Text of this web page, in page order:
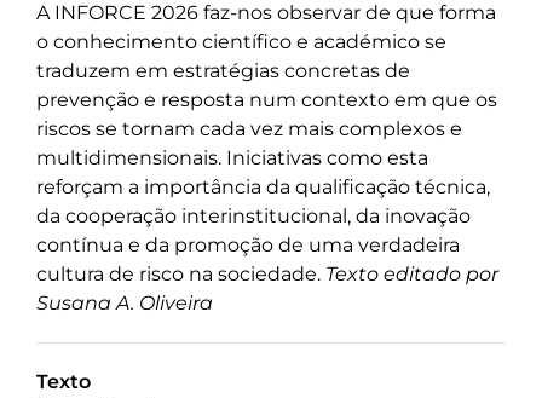
A INFORCE 2026 faz-nos observar de que forma
o conhecimento científico e académico se
traduzem em estratégias concretas de
prevenção e resposta num contexto em que os
riscos se tornam cada vez mais complexos e
multidimensionais. Iniciativas como esta
reforçam a importância da qualificação técnica,
da cooperação interinstitucional, da inovação
contínua e da promoção de uma verdadeira
cultura de risco na sociedade. Texto editado por
Susana A. Oliveira
Texto